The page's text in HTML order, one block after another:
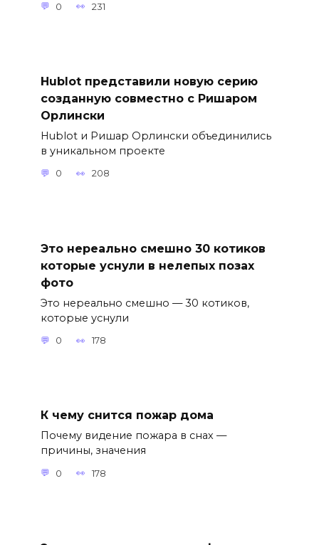
0 231
Hublot представили новую серию
созданную совместно с Ришаром
Орлински
Hublot и Ришар Орлински объединились
в уникальном проекте
0 208
Это нереально смешно 30 котиков
которые уснули в нелепых позах
фото
Это нереально смешно — 30 котиков,
которые уснули
0 178
К чему снится пожар дома
Почему видение пожара в снах —
причины, значения
0 178